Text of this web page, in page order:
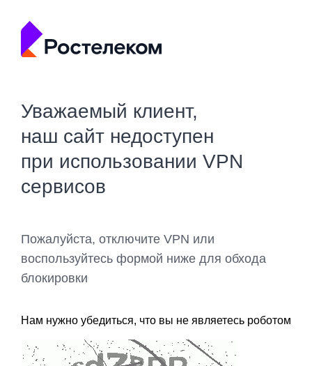
Уважаемый клиент,
наш сайт недоступен
при использовании VPN
сервисов
Пожалуйста, отключите VPN или
воспользуйтесь формой ниже для обхода
блокировки
Нам нужно убедиться, что вы не являетесь роботом